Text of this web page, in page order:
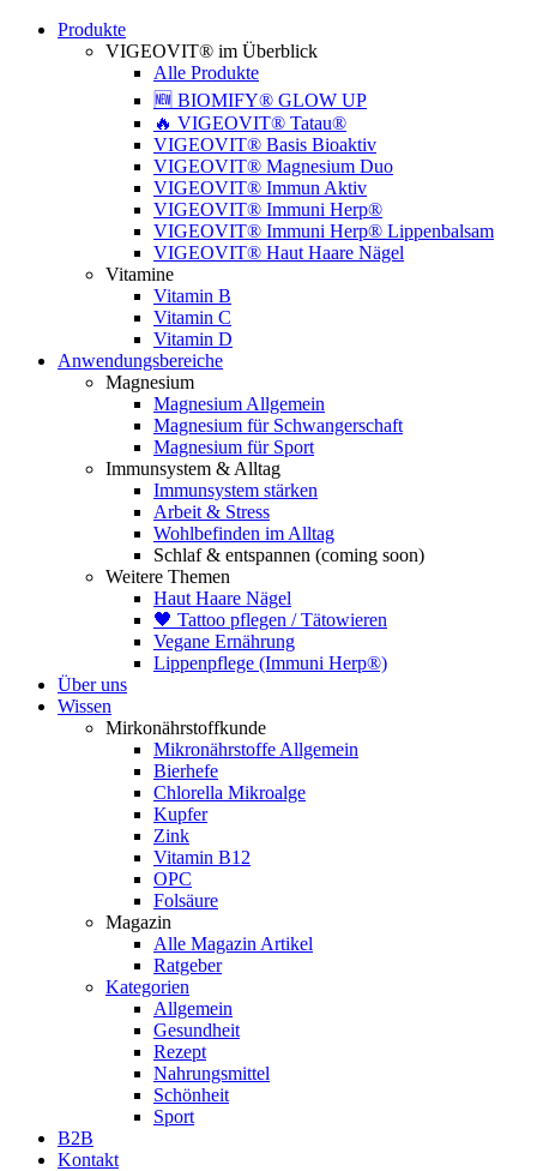
Produkte
VIGEOVIT® im Überblick
Alle Produkte
🆕 BIOMIFY® GLOW UP
🔥 VIGEOVIT® Tatau®
VIGEOVIT® Basis Bioaktiv
VIGEOVIT® Magnesium Duo
VIGEOVIT® Immun Aktiv
VIGEOVIT® Immuni Herp®
VIGEOVIT® Immuni Herp® Lippenbalsam
VIGEOVIT® Haut Haare Nägel
Vitamine
Vitamin B
Vitamin C
Vitamin D
Anwendungsbereiche
Magnesium
Magnesium Allgemein
Magnesium für Schwangerschaft
Magnesium für Sport
Immunsystem & Alltag
Immunsystem stärken
Arbeit & Stress
Wohlbefinden im Alltag
Schlaf & entspannen (coming soon)
Weitere Themen
Haut Haare Nägel
🖤 Tattoo pflegen / Tätowieren
Vegane Ernährung
Lippenpflege (Immuni Herp®)
Über uns
Wissen
Mirkonährstoffkunde
Mikronährstoffe Allgemein
Bierhefe
Chlorella Mikroalge
Kupfer
Zink
Vitamin B12
OPC
Folsäure
Magazin
Alle Magazin Artikel
Ratgeber
Kategorien
Allgemein
Gesundheit
Rezept
Nahrungsmittel
Schönheit
Sport
B2B
Kontakt